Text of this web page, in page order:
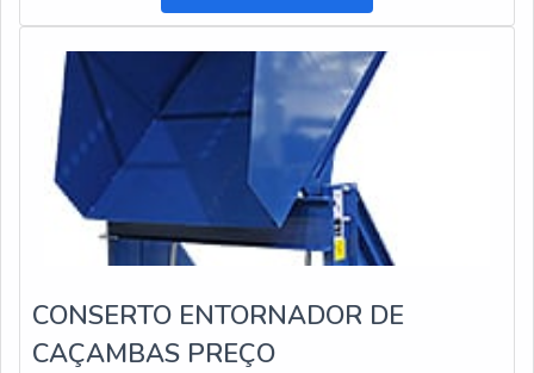
CONSERTO ENTORNADOR DE
CAÇAMBAS PREÇO